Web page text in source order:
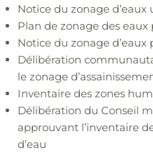
Notice du zonage d’eaux
Plan de zonage des eaux
Notice du zonage d’eaux
Délibération
le zonage
Inventaire des zones
Délibération du Conseil
approuvant l’inventaire
d’eau